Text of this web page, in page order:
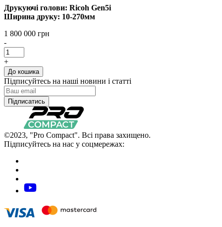
Друкуючі голови: Ricoh Gen5i
Ширина друку: 10-270мм
1 800 000 грн
-
+
До кошика
Підписуйтесь на наші новини і статті
Підписатись
©2023, "Pro Compact". Всі права захищено.
Підписуйтесь на нас у соцмережах: